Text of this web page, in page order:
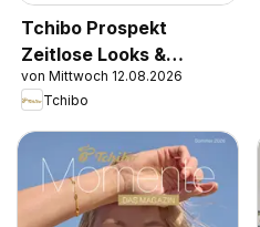
Tchibo Prospekt
Zeitlose Looks &
Kreative Helfer
von Mittwoch 12.08.2026
Tchibo